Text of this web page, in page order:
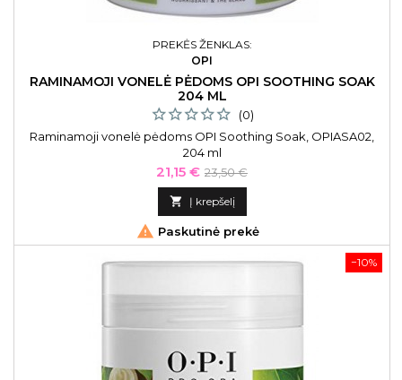
PREKĖS ŽENKLAS:
OPI
RAMINAMOJI VONELĖ PĖDOMS OPI SOOTHING SOAK
204 ML
(0)
Raminamoji vonelė pėdoms OPI Soothing Soak, OPIASA02,
204 ml
Kaina
21,15 € Bazinė
kaina
23,50 €
 Į krepšelį
 Paskutinė prekė
−10%